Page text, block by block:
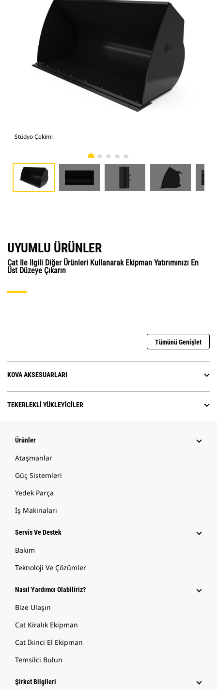
Stüdyo Çekimi
UYUMLU ÜRÜNLER
Cat Ile Ilgili Diğer Ürünleri Kullanarak Ekipman Yatırımınızı En
Üst Düzeye Çıkarın
Tümünü Genişlet
KOVA AKSESUARLARI
TEKERLEKLI YÜKLEYICILER
Ürünler
Ataşmanlar
Güç Sistemleri
Yedek Parça
İş Makinaları
Servis Ve Destek
Bakım
Teknoloji Ve Çözümler
Nasıl Yardımcı Olabiliriz?
Bize Ulaşın
Cat Kiralık Ekipman
Cat İkinci El Ekipman
Temsilci Bulun
Şirket Bilgileri